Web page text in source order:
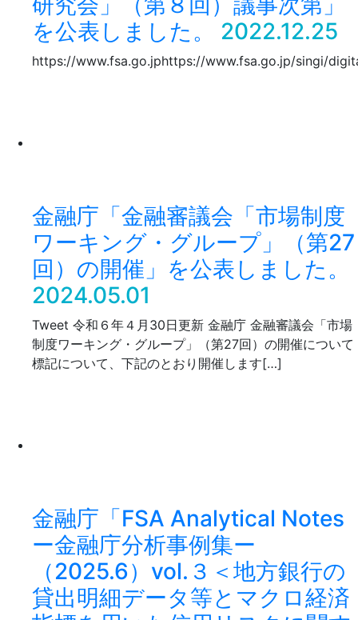
を公表しました。
2022.12.25
https://www.fsa.go.jphttps://www.fsa.go.jp/singi/
金融庁「金融審議会「市場制度
ワーキング・グループ」（第27
回）の開催」を公表しました。
2024.05.01
Tweet 令和６年４月30日更新 金融庁 金融審議会「市場
制度ワーキング・グループ」（第27回）の開催について
標記について、下記のとおり開催します[…]
金融庁「FSA Analytical Notes
ー金融庁分析事例集ー
（2025.6）vol.３＜地方銀行の
貸出明細データ等とマクロ経済